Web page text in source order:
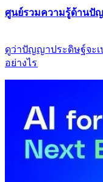
ศูนย์รวมความรู้ด้านปั
ดูว่าปัญญาประดิษฐ์จะ
อย่างไร​​